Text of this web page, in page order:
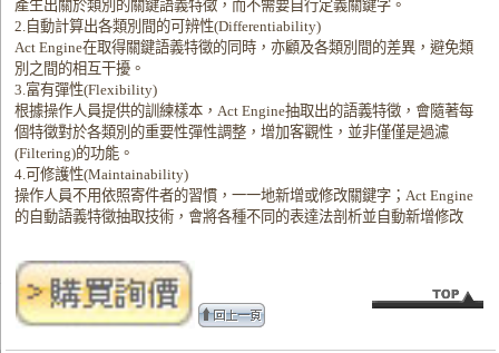
產生出關於類別的關鍵語義特徵，而不需要自行定義關鍵字。
2.自動計算出各類別間的可辨性(Differentiability)
Act Engine在取得關鍵語義特徵的同時，亦顧及各類別間的差異，避免類
別之間的相互干擾。
3.富有彈性(Flexibility)
根據操作人員提供的訓練樣本，Act Engine抽取出的語義特徵，會隨著每
個特徵對於各類別的重要性彈性調整，增加客觀性，並非僅僅是過濾
(Filtering)的功能。
4.可修護性(Maintainability)
操作人員不用依照寄件者的習慣，一一地新增或修改關鍵字；Act Engine
的自動語義特徵抽取技術，會將各種不同的表達法剖析並自動新增修改